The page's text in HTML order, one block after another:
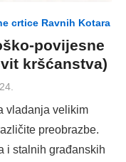
crtice Ravnih Kotara
povijesne
kršćanstva)
vladanja velikim
preobrazbe.
i stalnih građanskih